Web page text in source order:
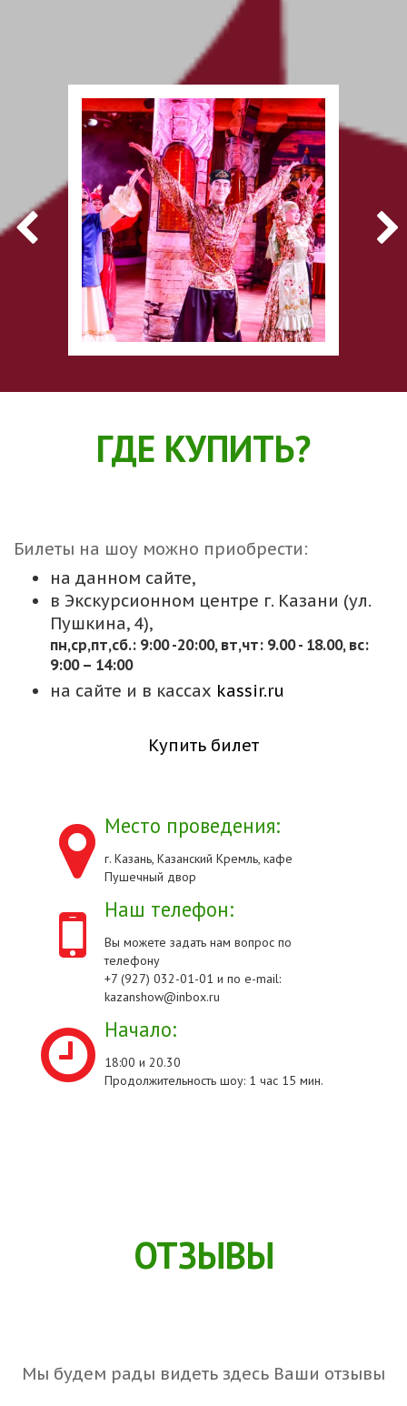
ГДЕ КУПИТЬ?
Билеты на шоу можно приобрести:
на данном сайте,
в Экскурсионном центре г. Казани (ул.
Пушкина, 4),
пн,cр,пт,сб.: 9:00 -20:00, вт,чт: 9.00 - 18.00, вс:
9:00 – 14:00
на сайте и в кассах kassir.ru
Купить билет
Место проведения:
г. Казань, Казанский Кремль, кафе
Пушечный двор
Наш телефон:
Вы можете задать нам вопрос по
телефону
+7 (927) 032-01-01 и по e-mail:
kazanshow@inbox.ru
Начало:
18:00 и 20.30
Продолжительность шоу: 1 час 15 мин.
ОТЗЫВЫ
Мы будем рады видеть здесь Ваши отзывы